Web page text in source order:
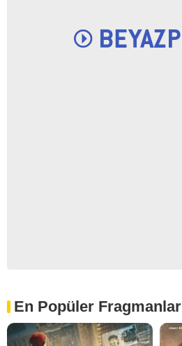
En Popüler Fragmanlar